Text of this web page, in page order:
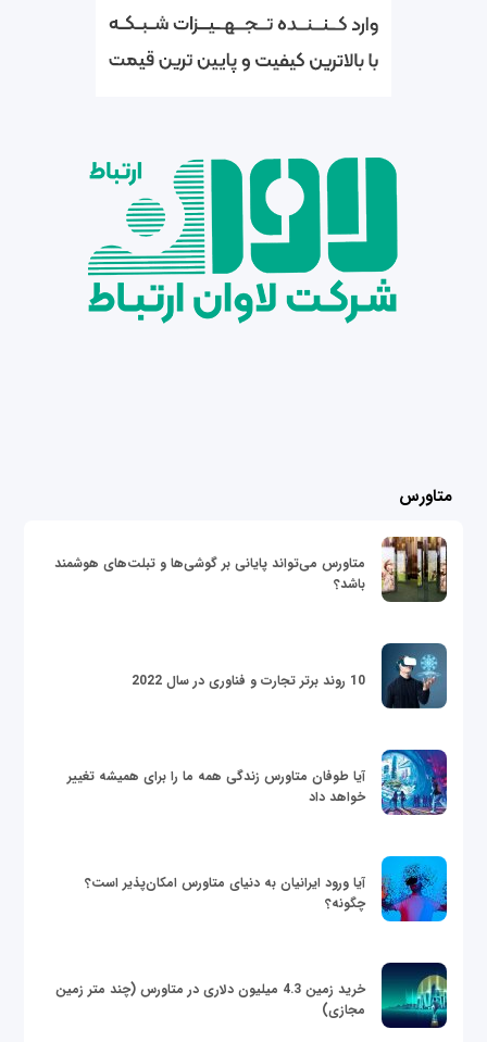
متاورس
متاورس می‌تواند پایانی بر گوشی‌ها و تبلت‌های هوشمند
باشد؟
10 روند برتر تجارت و فناوری در سال 2022
آیا طوفان متاورس زندگی همه ما را برای همیشه تغییر
خواهد داد
آیا ورود ایرانیان به دنیای متاورس امکان‌پذیر است؟
چگونه؟
خرید زمین 4.3 میلیون دلاری در متاورس (چند متر زمین
مجازی)